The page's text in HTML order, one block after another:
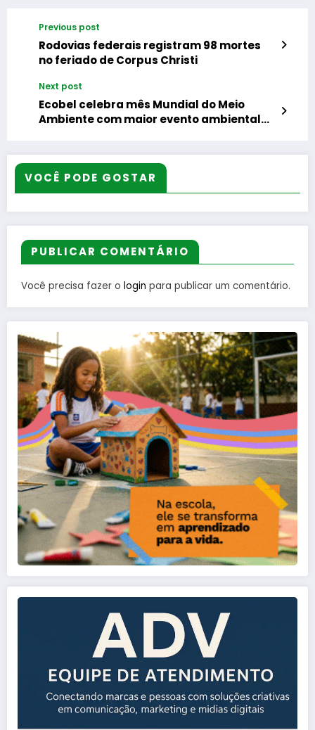
Previous post
Rodovias federais registram 98 mortes
no feriado de Corpus Christi
Next post
Ecobel celebra mês Mundial do Meio
Ambiente com maior evento ambiental
VOCÊ PODE GOSTAR
PUBLICAR COMENTÁRIO
Você precisa fazer o login para publicar um comentário.